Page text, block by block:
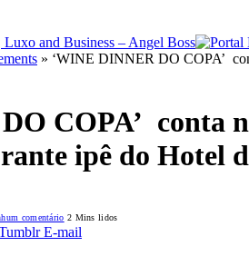
» ‘WINE DINNER DO COPA’
COPA’ conta
ipê do Hotel
comentário 2 Mins lidos
E-mail